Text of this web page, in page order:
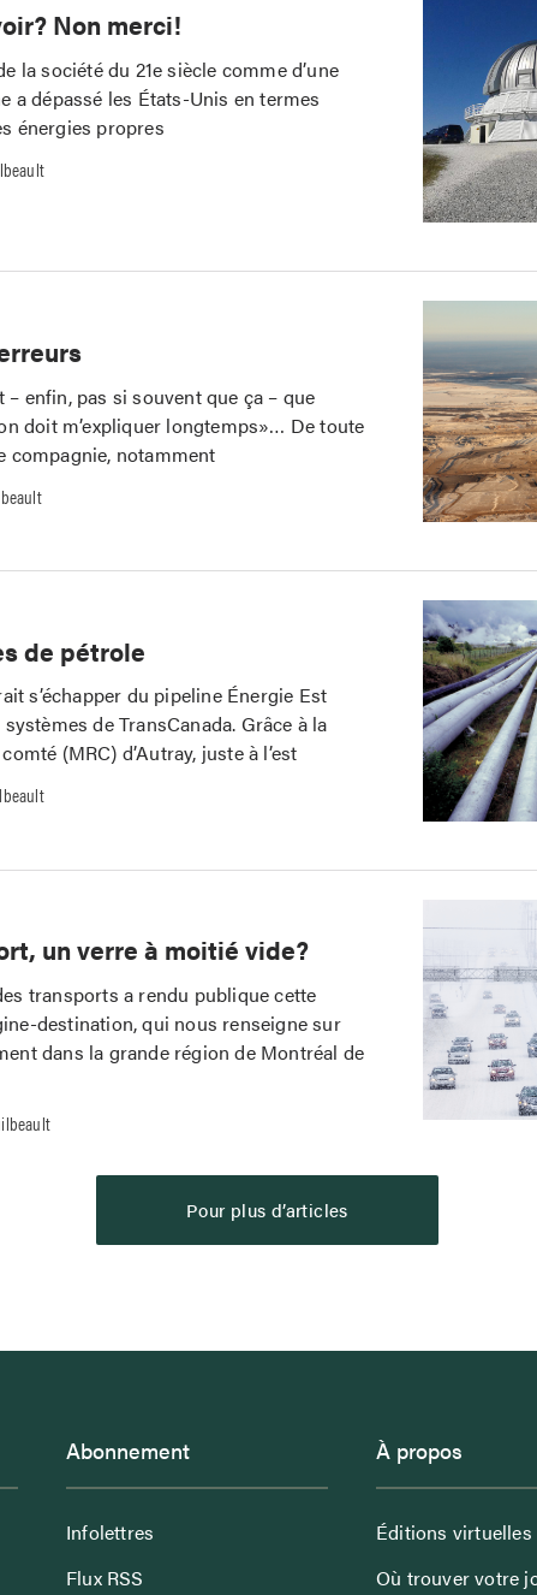
Non merci!
la société du 21e siècle comme d’une
a dépassé les États-Unis en termes
énergies propres
enfin, pas si souvent que ça – que
doit m’expliquer longtemps»… De toute
compagnie, notamment
de pétrole
s’échapper du pipeline Énergie Est
de TransCanada. Grâce à la
(MRC) d’Autray, juste à l’est
un verre à moitié vide?
transports a rendu publique cette
destination, qui nous renseigne sur
dans la grande région de Montréal de
Pour plus d’articles
Abonnement
Infolettres
Flux RSS
À propos
Éditions virtuelles
Où trouver votre